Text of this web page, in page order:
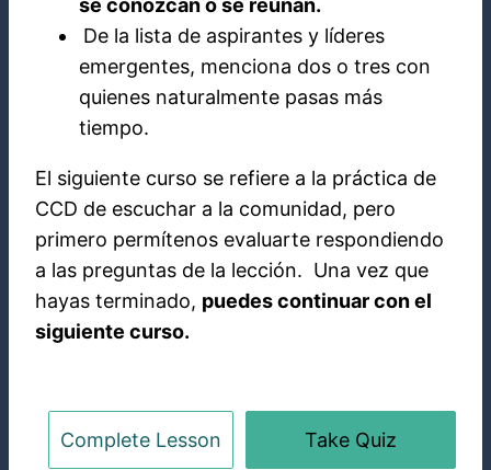
se conozcan o se reúnan.
De la lista de aspirantes y líderes
emergentes, menciona dos o tres con
quienes naturalmente pasas más
tiempo.
El siguiente curso se refiere a la práctica de
CCD de escuchar a la comunidad, pero
primero permítenos evaluarte respondiendo
a las preguntas de la lección. Una vez que
hayas terminado, puedes continuar con el
siguiente curso.
Pre
vio
Ne
Complete Lesson Take Quiz